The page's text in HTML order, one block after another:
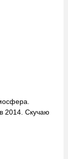
2014. Скучаю